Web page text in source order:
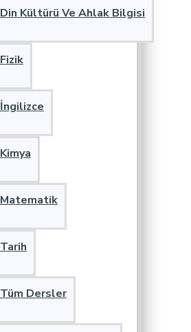
Din Kültürü Ve Ahlak Bilgisi
Fizik
İngilizce
Kimya
Matematik
Tarih
Tüm Dersler